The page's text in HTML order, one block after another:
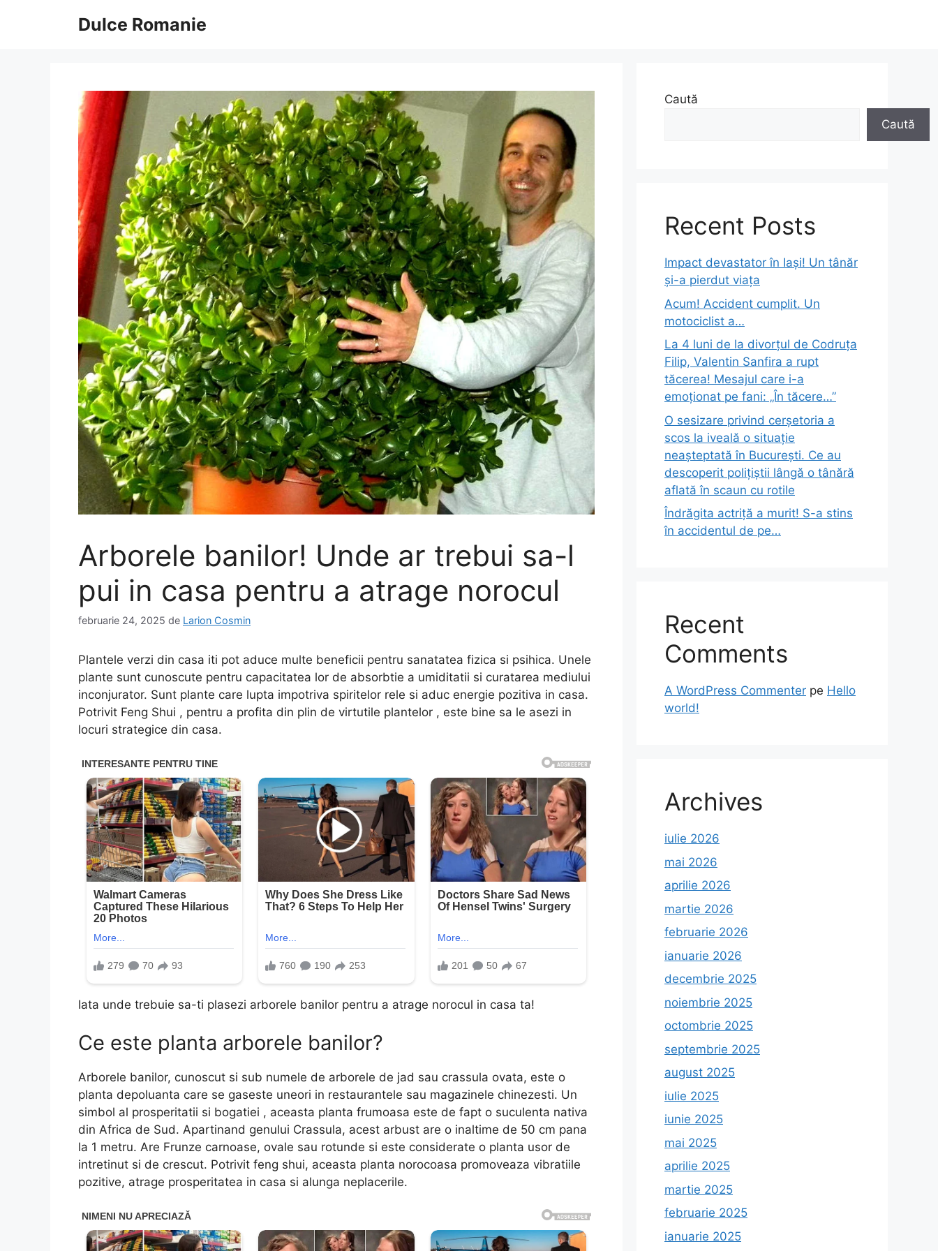
Dulce Romanie
Arborele banilor! Unde ar trebui sa-l
pui in casa pentru a atrage norocul
februarie 24, 2025 de Larion Cosmin
Plantele verzi din casa iti pot aduce multe beneficii pentru sanatatea fizica si psihica. Unele
plante sunt cunoscute pentru capacitatea lor de absorbtie a umiditatii si curatarea mediului
inconjurator. Sunt plante care lupta impotriva spiritelor rele si aduc energie pozitiva in casa.
Potrivit Feng Shui , pentru a profita din plin de virtutile plantelor , este bine sa le asezi in
locuri strategice din casa.
Iata unde trebuie sa-ti plasezi arborele banilor pentru a atrage norocul in casa ta!
Ce este planta arborele banilor?
Arborele banilor, cunoscut si sub numele de arborele de jad sau crassula ovata, este o
planta depoluanta care se gaseste uneori in restaurantele sau magazinele chinezesti. Un
simbol al prosperitatii si bogatiei , aceasta planta frumoasa este de fapt o suculenta nativa
din Africa de Sud. Apartinand genului Crassula, acest arbust are o inaltime de 50 cm pana
la 1 metru. Are Frunze carnoase, ovale sau rotunde si este considerate o planta usor de
intretinut si de crescut. Potrivit feng shui, aceasta planta norocoasa promoveaza vibratiile
pozitive, atrage prosperitatea in casa si alunga neplacerile.
Caută
Caută
Recent Posts
Impact devastator în Iași! Un tânăr
și-a pierdut viața
Acum! Accident cumplit. Un
motociclist a…
La 4 luni de la divorțul de Codruța
Filip, Valentin Sanfira a rupt
tăcerea! Mesajul care i-a
emoționat pe fani: „În tăcere…”
O sesizare privind cerșetoria a
scos la iveală o situație
neașteptată în București. Ce au
descoperit polițiștii lângă o tânără
aflată în scaun cu rotile
Îndrăgita actriță a murit! S-a stins
în accidentul de pe…
Recent
Comments
A WordPress Commenter pe Hello
world!
Archives
iulie 2026
mai 2026
aprilie 2026
martie 2026
februarie 2026
ianuarie 2026
decembrie 2025
noiembrie 2025
octombrie 2025
septembrie 2025
august 2025
iulie 2025
iunie 2025
mai 2025
aprilie 2025
martie 2025
februarie 2025
ianuarie 2025